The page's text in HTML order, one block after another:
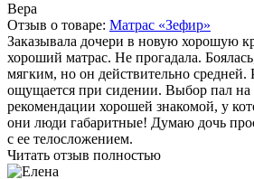
Вера
Отзыв о товаре: Матрас «Зефир»
Заказывала дочери в новую хорошую
хороший матрас. Не прогадала.
мягким, но он действительно средней.
ощущается при сидении. Выбор пал на
рекомендации хорошей знакомой, у
они люди габаритные! Думаю дочь
с ее телосложением.
Читать отзыв полностью